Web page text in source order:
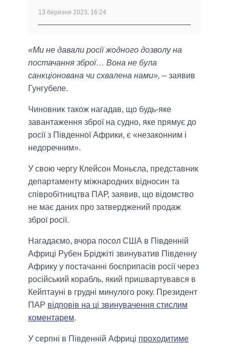
13 березня 2023, 16:24
«Ми не давали росії жодного дозволу на
постачання зброї… Вона не була
санкціонована чи схвалена нами», – заявив
Гунгубеле.
Чиновник також нагадав, що будь-яке
завантаження зброї на судно, яке прямує до
росії з Південної Африки, є «незаконним і
недоречним».
У свою чергу Клейсон Моньєла, представник
департаменту міжнародних відносин та
співробітництва ПАР, заявив, що відомство
не має даних про затверджений продаж
зброї росії.
Нагадаємо, вчора посол США в Південній
Африці Рубен Бріджіті звинуватив Південну
Африку у постачанні боєприпасів росії через
російський корабль, який пришвартувався в
Кейптауні в грудні минулого року. Президент
ПАР відповів на ці звинувачення стислим
коментарем.
У серпні в Південній Африці проходитиме